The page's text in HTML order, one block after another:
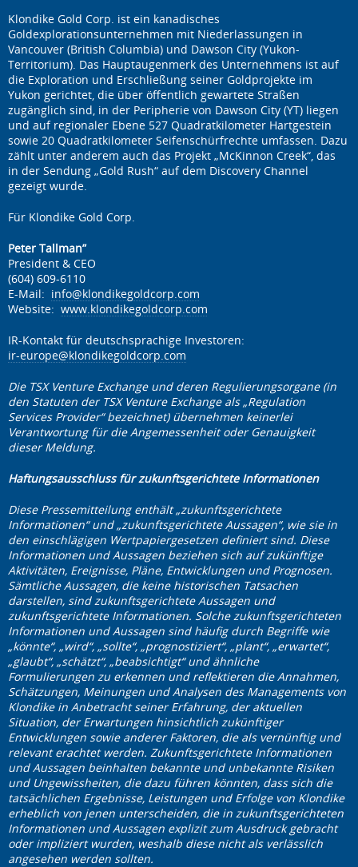
Klondike Gold Corp. ist ein kanadisches
Goldexplorationsunternehmen mit Niederlassungen in
Vancouver (British Columbia) und Dawson City (Yukon-
Territorium). Das Hauptaugenmerk des Unternehmens ist auf
die Exploration und Erschließung seiner Goldprojekte im
Yukon gerichtet, die über öffentlich gewartete Straßen
zugänglich sind, in der Peripherie von Dawson City (YT) liegen
und auf regionaler Ebene 527 Quadratkilometer Hartgestein
sowie 20 Quadratkilometer Seifenschürfrechte umfassen. Dazu
zählt unter anderem auch das Projekt „McKinnon Creek“, das
in der Sendung „Gold Rush“ auf dem Discovery Channel
gezeigt wurde.
Für Klondike Gold Corp.
Peter Tallman”
President & CEO
(604) 609-6110
E-Mail: info@klondikegoldcorp.com
Website: www.klondikegoldcorp.com
IR-Kontakt für deutschsprachige Investoren:
ir-europe@klondikegoldcorp.com
Die TSX Venture Exchange und deren Regulierungsorgane (in
den Statuten der TSX Venture Exchange als „Regulation
Services Provider“ bezeichnet) übernehmen keinerlei
Verantwortung für die Angemessenheit oder Genauigkeit
dieser Meldung.
Haftungsausschluss für zukunftsgerichtete Informationen
Diese Pressemitteilung enthält „zukunftsgerichtete
Informationen“ und „zukunftsgerichtete Aussagen“, wie sie in
den einschlägigen Wertpapiergesetzen definiert sind. Diese
Informationen und Aussagen beziehen sich auf zukünftige
Aktivitäten, Ereignisse, Pläne, Entwicklungen und Prognosen.
Sämtliche Aussagen, die keine historischen Tatsachen
darstellen, sind zukunftsgerichtete Aussagen und
zukunftsgerichtete Informationen. Solche zukunftsgerichteten
Informationen und Aussagen sind häufig durch Begriffe wie
„könnte“, „wird“, „sollte“, „prognostiziert“, „plant“, „erwartet“,
„glaubt“, „schätzt“, „beabsichtigt“ und ähnliche
Formulierungen zu erkennen und reflektieren die Annahmen,
Schätzungen, Meinungen und Analysen des Managements von
Klondike in Anbetracht seiner Erfahrung, der aktuellen
Situation, der Erwartungen hinsichtlich zukünftiger
Entwicklungen sowie anderer Faktoren, die als vernünftig und
relevant erachtet werden. Zukunftsgerichtete Informationen
und Aussagen beinhalten bekannte und unbekannte Risiken
und Ungewissheiten, die dazu führen könnten, dass sich die
tatsächlichen Ergebnisse, Leistungen und Erfolge von Klondike
erheblich von jenen unterscheiden, die in zukunftsgerichteten
Informationen und Aussagen explizit zum Ausdruck gebracht
oder impliziert wurden, weshalb diese nicht als verlässlich
angesehen werden sollten.